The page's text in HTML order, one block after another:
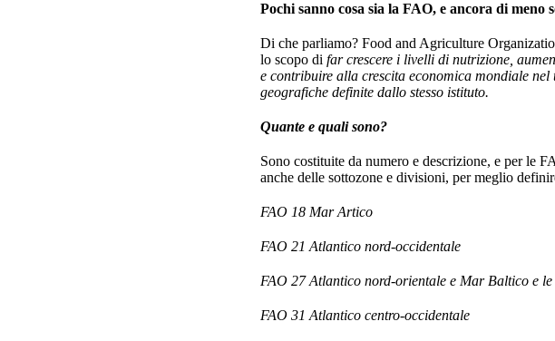
Pochi sanno cosa sia la FAO, e ancora di meno
Di che parliamo? Food and Agriculture
lo scopo di far crescere i livelli di nutrizione,
e contribuire alla crescita economica mondiale
geografiche definite dallo stesso istituto.
Quante e quali sono?
Sono costituite da numero e descrizione, e per le
anche delle sottozone e divisioni, per meglio
FAO 18 Mar Artico
FAO 21 Atlantico nord-occidentale
FAO 27 Atlantico nord-orientale e Mar Baltico e le
FAO 31 Atlantico centro-occidentale